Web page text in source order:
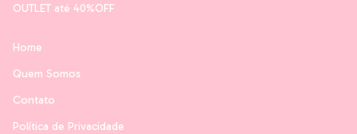
OUTLET até 40%OFF
Home
Quem Somos
Contato
Política de Privacidade